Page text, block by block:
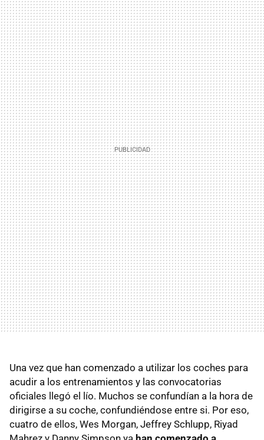
Una vez que han comenzado a utilizar los coches para
acudir a los entrenamientos y las convocatorias
oficiales llegó el lío. Muchos se confundían a la hora de
dirigirse a su coche, confundiéndose entre si. Por eso,
cuatro de ellos, Wes Morgan, Jeffrey Schlupp, Riyad